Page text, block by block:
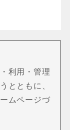
利用・管理
とともに、
ムページづ